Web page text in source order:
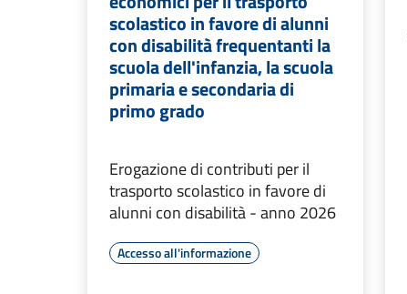
scolastico in favore di alunni
con disabilità frequentanti la
scuola dell'infanzia, la scuola
primaria e secondaria di
primo grado
Erogazione di contributi per il
trasporto scolastico in favore di
alunni con disabilità - anno 2026
Accesso all'informazione